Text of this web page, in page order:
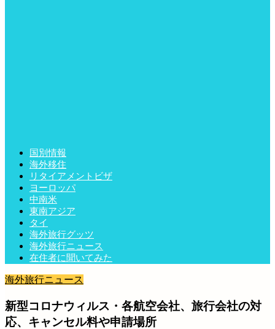
国別情報
海外移住
リタイアメントビザ
ヨーロッパ
中南米
東南アジア
タイ
海外旅行グッツ
海外旅行ニュース
在住者に聞いてみた
海外旅行ニュース
新型コロナウィルス・各航空会社、旅行会社の対
応、キャンセル料や申請場所